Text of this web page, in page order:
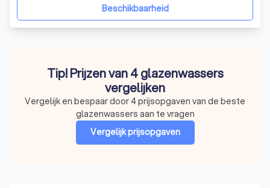
Beschikbaarheid
Tip! Prijzen van 4 glazenwassers
vergelijken
Vergelijk en bespaar door 4 prijsopgaven van de beste
glazenwassers aan te vragen
Vergelijk prijsopgaven